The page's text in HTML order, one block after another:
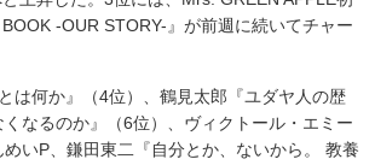
-OUR STORY-』が前週に続いてチャー
は何か』（4位）、鶴見太郎『ユダヤ人の歴
なるのか』（6位）、ヴィクトール・エミー
いP、鎌田東二『自分とか、ないから。 教養